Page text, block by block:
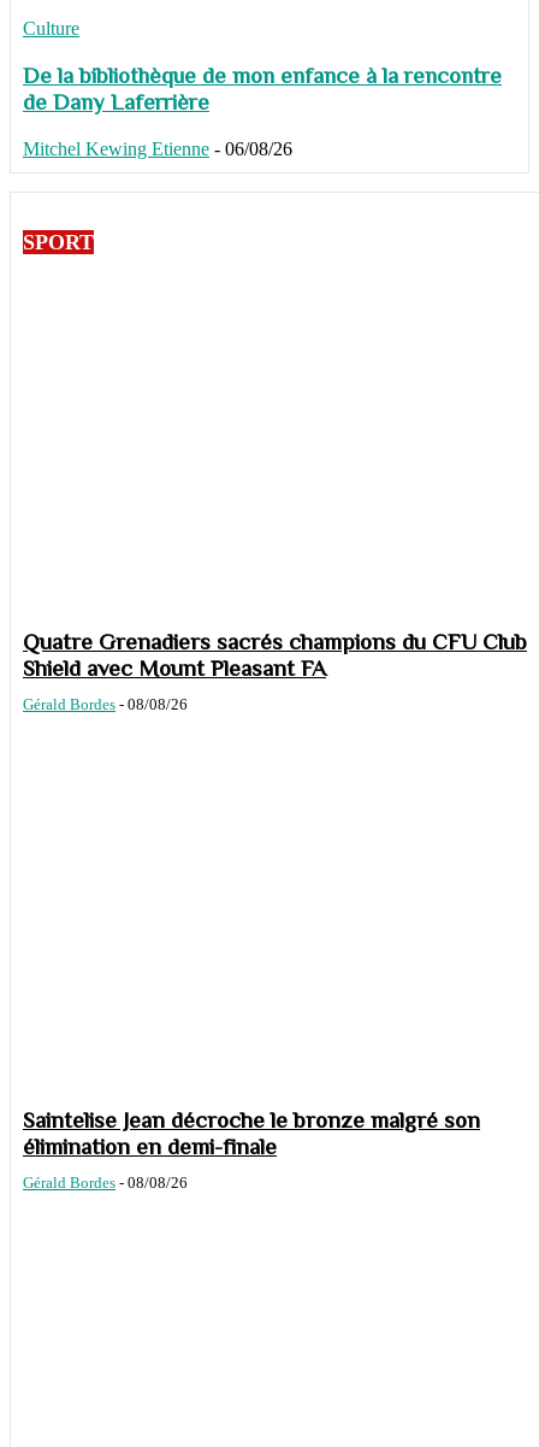
Culture
De la bibliothèque de mon enfance à la rencontre
de Dany Laferrière
Mitchel Kewing Etienne - 06/08/26
SPORT
Quatre Grenadiers sacrés champions du CFU Club
Shield avec Mount Pleasant FA
Gérald Bordes - 08/08/26
Saintelise Jean décroche le bronze malgré son
élimination en demi-finale
Gérald Bordes - 08/08/26